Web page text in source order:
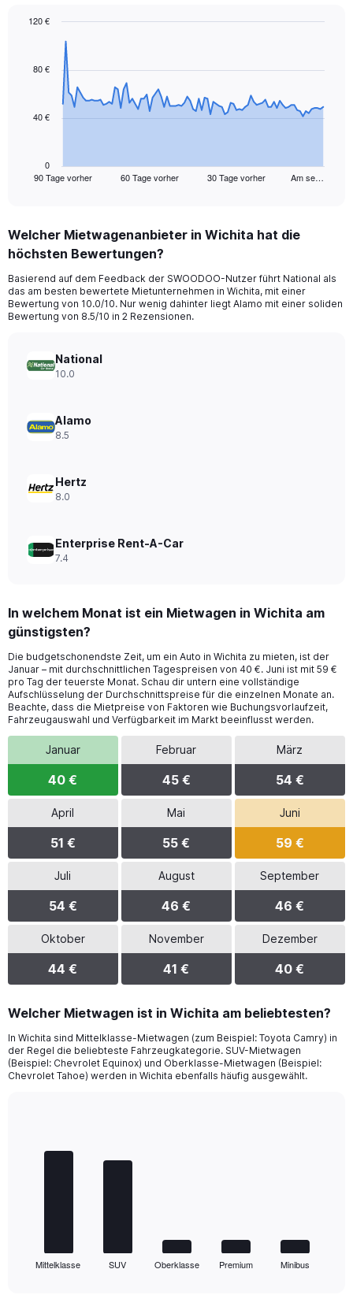
data
The
Range:
91
The
chart
has
axis
displaying
0
to
90 Tage vorher 60 Tage vorher 30 Tage vorher Am se…
0
40 €
80 €
120 €
End
Welcher Mietwagenanbieter in Wichita hat die
höchsten Bewertungen?
Basierend auf dem Feedback der SWOODOO-Nutzer führt National als
das am besten bewertete Mietunternehmen in Wichita, mit einer
Bewertung von 10.0/10. Nur wenig dahinter liegt Alamo mit einer soliden
Bewertung von 8.5/10 in 2 Rezensionen.
National
10.0
Alamo
8.5
Hertz
8.0
Enterprise Rent-A-Car
7.4
In welchem Monat ist ein Mietwagen in Wichita am
günstigsten?
Die budgetschonendste Zeit, um ein Auto in Wichita zu mieten, ist der
Januar – mit durchschnittlichen Tagespreisen von 40 €. Juni ist mit 59 €
pro Tag der teuerste Monat. Schau dir untern eine vollständige
Aufschlüsselung der Durchschnittspreise für die einzelnen Monate an.
Beachte, dass die Mietpreise von Faktoren wie Buchungsvorlaufzeit,
Fahrzeugauswahl und Verfügbarkeit im Markt beeinflusst werden.
Januar
40 €
Februar
45 €
März
54 €
April
51 €
Mai
55 €
Juni
59 €
Juli
54 €
August
46 €
September
46 €
Oktober
44 €
November
41 €
Dezember
40 €
Welcher Mietwagen ist in Wichita am beliebtesten?
In Wichita sind Mittelklasse-Mietwagen (zum Beispiel: Toyota Camry) in
der Regel die beliebteste Fahrzeugkategorie. SUV-Mietwagen
(Beispiel: Chevrolet Equinox) und Oberklasse-Mietwagen (Beispiel:
Chevrolet Tahoe) werden in Wichita ebenfalls häufig ausgewählt.
Mittelklasse SUV Oberklasse Premium Minibus
End